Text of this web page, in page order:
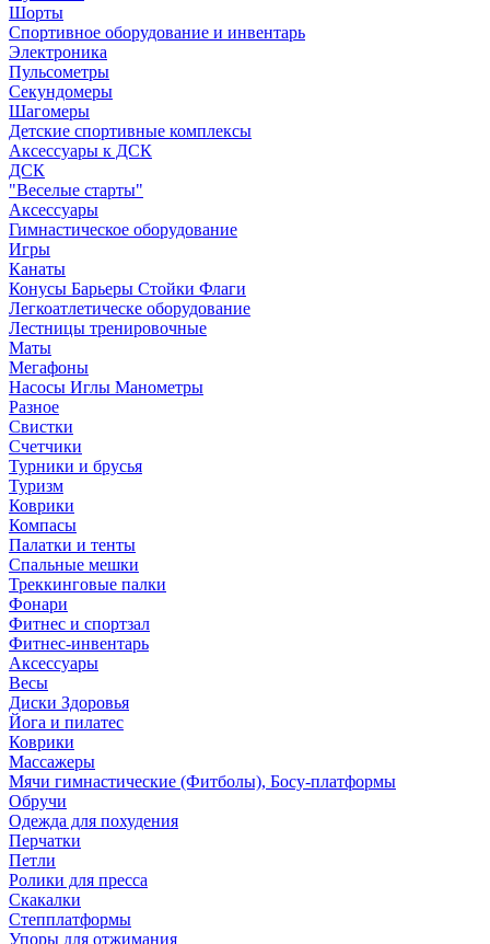
Шорты
Спортивное оборудование и инвентарь
Электроника
Пульсометры
Секундомеры
Шагомеры
Детские спортивные комплексы
Аксессуары к ДСК
ДСК
"Веселые старты"
Аксессуары
Гимнастическое оборудование
Игры
Канаты
Конусы Барьеры Стойки Флаги
Легкоатлетическе оборудование
Лестницы тренировочные
Маты
Мегафоны
Насосы Иглы Манометры
Разное
Свистки
Счетчики
Турники и брусья
Туризм
Коврики
Компасы
Палатки и тенты
Спальные мешки
Треккинговые палки
Фонари
Фитнес и спортзал
Фитнес-инвентарь
Аксессуары
Весы
Диски Здоровья
Йога и пилатес
Коврики
Массажеры
Мячи гимнастические (Фитболы), Босу-платформы
Обручи
Одежда для похудения
Перчатки
Петли
Ролики для пресса
Скакалки
Степплатформы
Упоры для отжимания